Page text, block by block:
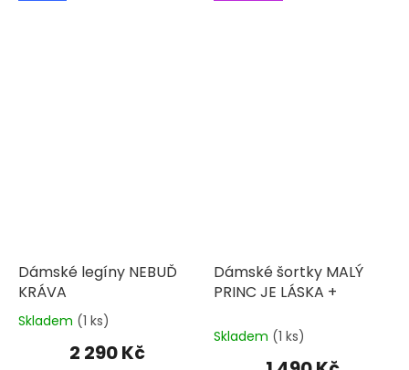
Dámské legíny NEBUĎ
KRÁVA
Průměrné
produktu
Skladem (1 ks)
2 290 Kč
Dámské šortky MALÝ
PRINC JE LÁSKA +
Skladem (1 ks)